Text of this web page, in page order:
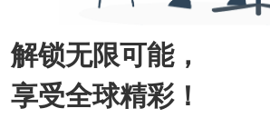
解锁无限可能，
享受全球精彩！